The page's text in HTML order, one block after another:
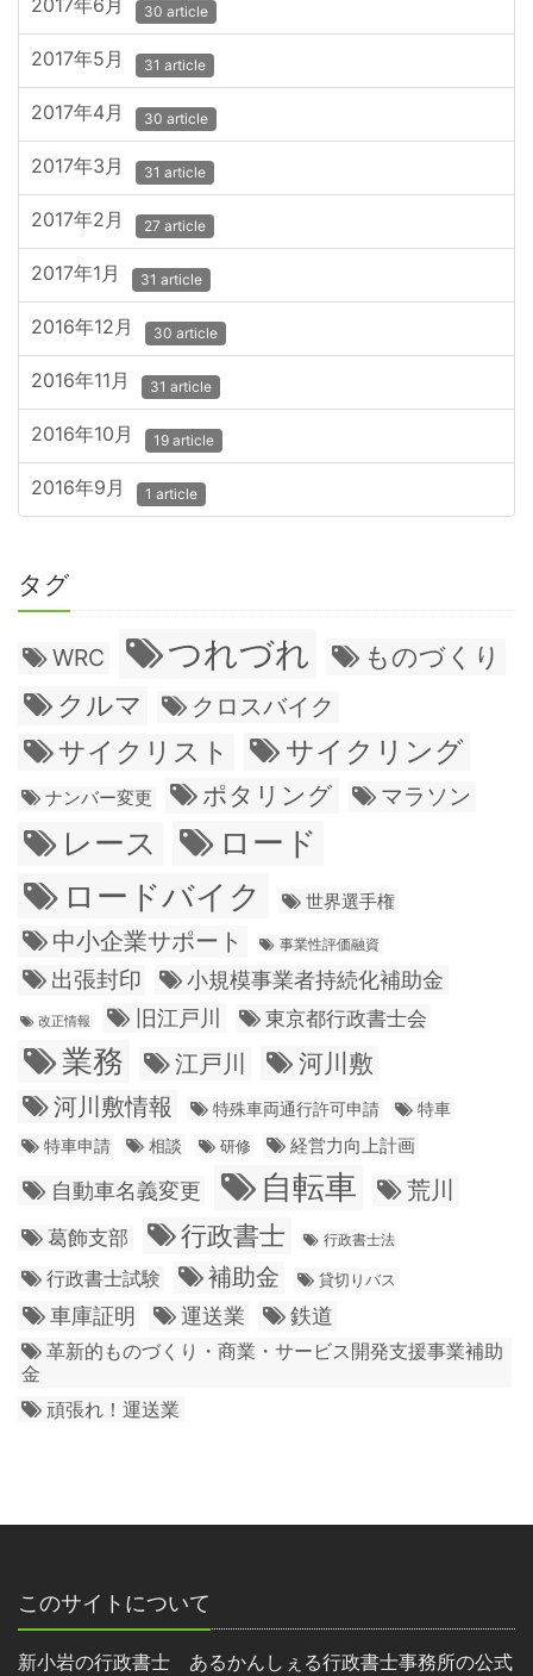
2017年6月 30 article
2017年5月 31 article
2017年4月 30 article
2017年3月 31 article
2017年2月 27 article
2017年1月 31 article
2016年12月 30 article
2016年11月 31 article
2016年10月 19 article
2016年9月 1 article
タグ
WRC つれづれ ものづくり
クルマ クロスバイク
サイクリスト サイクリング
ナンバー変更 ポタリング マラソン
レース
ロード
ロードバイク
世界選手権
中小企業サポート 事業性評価融資
出張封印 小規模事業者持続化補助金
改正情報 旧江戸川 東京都行政書士会
業務 江戸川
河川敷
河川敷情報
特殊車両通行許可申請
特車
特車申請
相談 研修 経営力向上計画
自動車名義変更 自転車 荒川
葛飾支部 行政書士 行政書士法
行政書士試験 補助金 貸切りバス
車庫証明 運送業 鉄道
革新的ものづくり・商業・サービス開発支援事業補助
金
頑張れ！運送業
このサイトについて
新小岩の行政書士 あるかんしぇる行政書士事務所の公式